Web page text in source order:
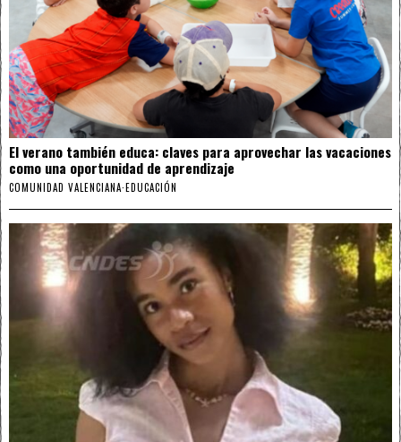
El verano también educa: claves para aprovechar las vacaciones
como una oportunidad de aprendizaje
COMUNIDAD VALENCIANA·EDUCACIÓN